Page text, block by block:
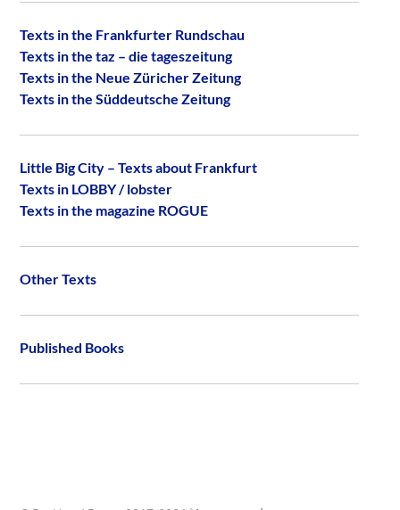
Texts in the Frankfurter Rundschau
Texts in the taz – die tageszeitung
Texts in the Neue Züricher Zeitung
Texts in the Süddeutsche Zeitung
Little Big City – Texts about Frankfurt
Texts in LOBBY / lobster
Texts in the magazine ROGUE
Other Texts
Published Books